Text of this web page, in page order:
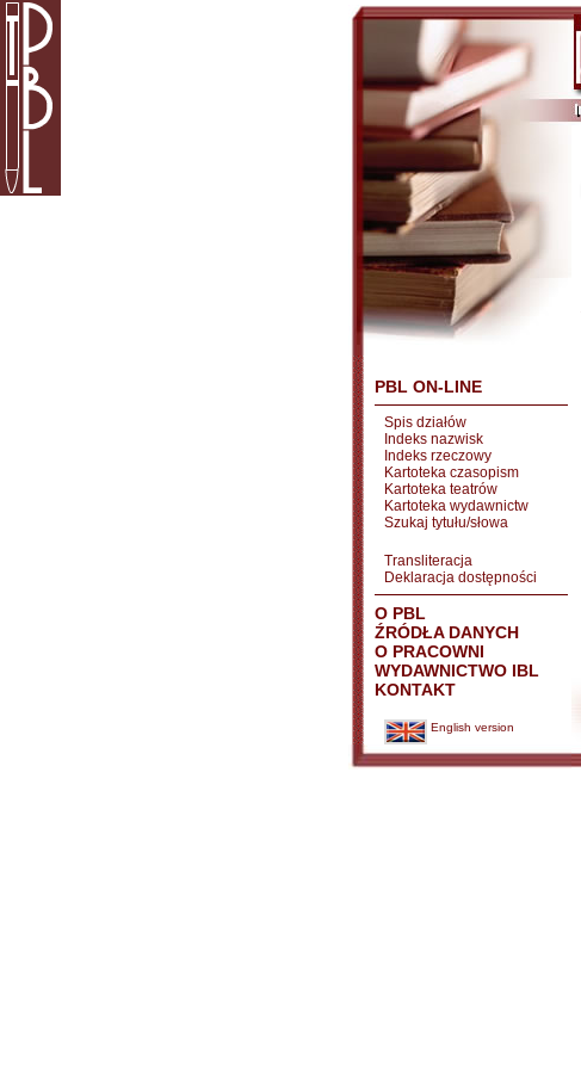
PBL ON-LINE
Spis działów
Indeks nazwisk
Indeks rzeczowy
Kartoteka czasopism
Kartoteka teatrów
Kartoteka wydawnictw
Szukaj tytułu/słowa
Transliteracja
Deklaracja dostępności
O PBL
ŹRÓDŁA DANYCH
O PRACOWNI
WYDAWNICTWO IBL
KONTAKT
English version